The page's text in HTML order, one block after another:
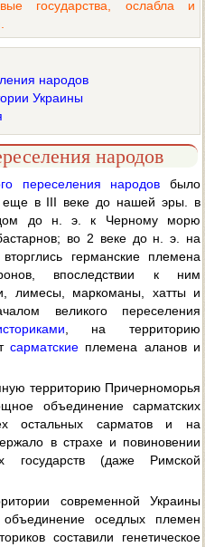
государства, ослабла и
народов
Украины
народов
переселения народов было
еще в III веке до нашей эры. в
до н. э. к Черному морю
во 2 веке до н. э. на
германские племена
впоследствии к ним
лимесы, маркоманы, хатты и
великого переселения
, на территорию
сарматские племена аланов и
территорию Причерноморья
объединение сарматских
остальных сарматов и на
в страхе и повиновении
государств (даже Римской
современной Украины
оседлых племен
составили генетическое